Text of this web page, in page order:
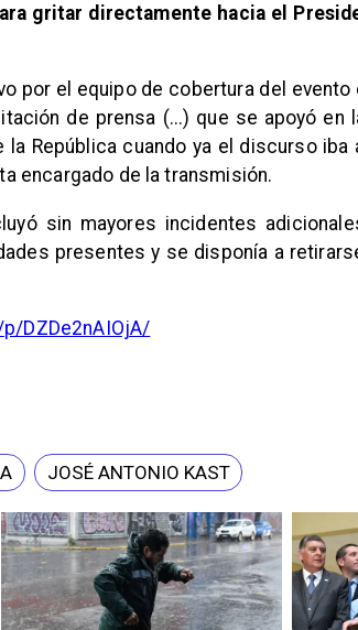
gritar directamente hacia el
por el equipo de cobertura del evento
de prensa (...) que se apoyó en
la República cuando ya el discurso iba
encargado de la transmisión.
sin mayores incidentes
presentes y se disponía a
DZDe2nAIOjA/
JOSÉ ANTONIO KAST